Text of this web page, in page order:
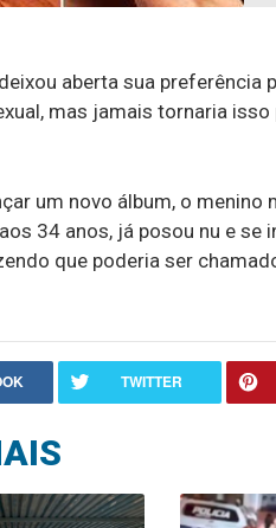
aberta sua preferência
mas jamais tornaria
um novo álbum, o
34 anos, já posou nu e
que poderia ser
TWITTER